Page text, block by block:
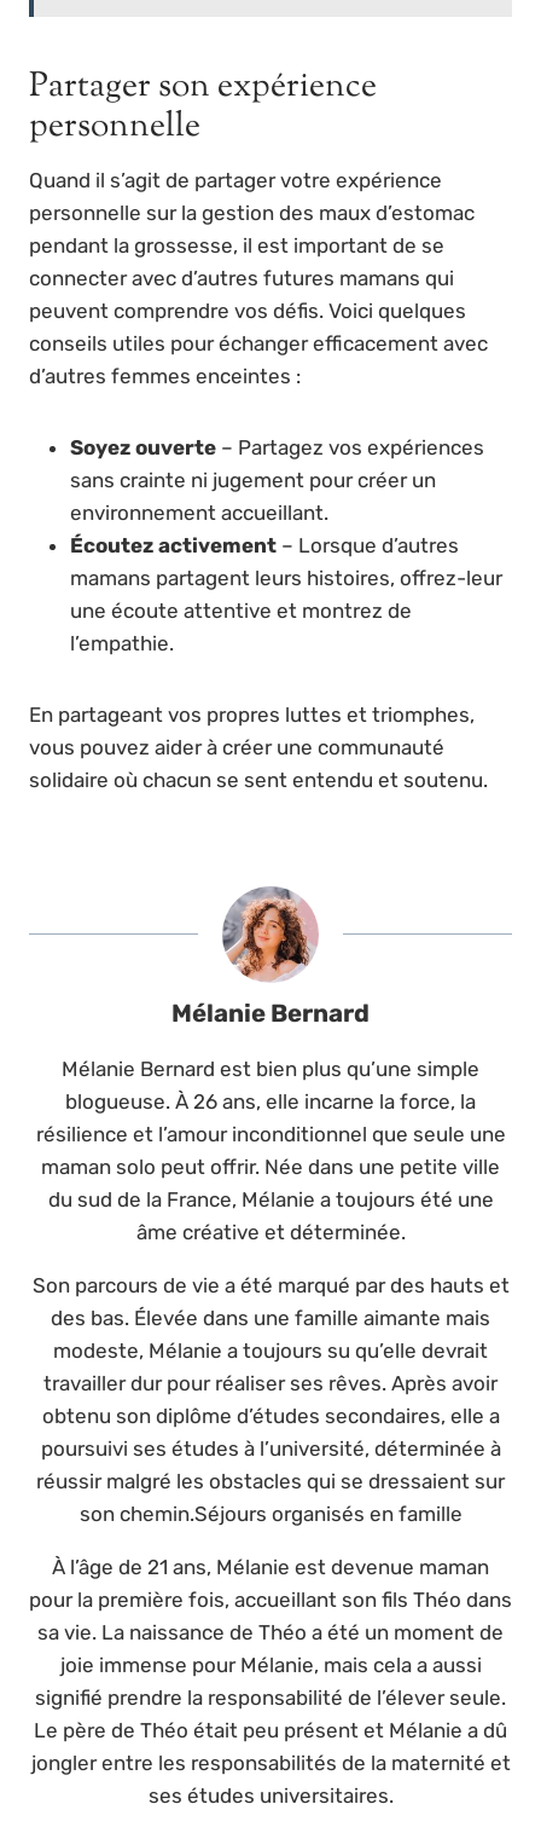
Partager son expérience
personnelle
Quand il s’agit de partager votre expérience
personnelle sur la gestion des maux d’estomac
pendant la grossesse, il est important de se
connecter avec d’autres futures mamans qui
peuvent comprendre vos défis. Voici quelques
conseils utiles pour échanger efficacement avec
d’autres femmes enceintes :
Soyez ouverte – Partagez vos expériences
sans crainte ni jugement pour créer un
environnement accueillant.
Écoutez activement – Lorsque d’autres
mamans partagent leurs histoires, offrez-leur
une écoute attentive et montrez de
l’empathie.
En partageant vos propres luttes et triomphes,
vous pouvez aider à créer une communauté
solidaire où chacun se sent entendu et soutenu.
Mélanie Bernard
Mélanie Bernard est bien plus qu’une simple
blogueuse. À 26 ans, elle incarne la force, la
résilience et l’amour inconditionnel que seule une
maman solo peut offrir. Née dans une petite ville
du sud de la France, Mélanie a toujours été une
âme créative et déterminée.
Son parcours de vie a été marqué par des hauts et
des bas. Élevée dans une famille aimante mais
modeste, Mélanie a toujours su qu’elle devrait
travailler dur pour réaliser ses rêves. Après avoir
obtenu son diplôme d’études secondaires, elle a
poursuivi ses études à l’université, déterminée à
réussir malgré les obstacles qui se dressaient sur
son chemin.Séjours organisés en famille
À l’âge de 21 ans, Mélanie est devenue maman
pour la première fois, accueillant son fils Théo dans
sa vie. La naissance de Théo a été un moment de
joie immense pour Mélanie, mais cela a aussi
signifié prendre la responsabilité de l’élever seule.
Le père de Théo était peu présent et Mélanie a dû
jongler entre les responsabilités de la maternité et
ses études universitaires.